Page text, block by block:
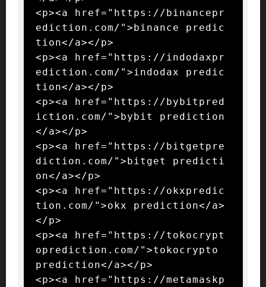
<p><a href="https://binancepr
ediction.com/">binance predic
tion</a></p>
<p><a href="https://indodaxpr
ediction.com/">indodax predic
tion</a></p>
<p><a href="https://bybitpred
iction.com/">bybit prediction
</a></p>
<p><a href="https://bitgetpre
diction.com/">bitget predicti
on</a></p>
<p><a href="https://okxpredic
tion.com/">okx prediction</a>
</p>
<p><a href="https://tokocrypt
oprediction.com/">tokocrypto
prediction</a></p>
<p><a href="https://metamaskp